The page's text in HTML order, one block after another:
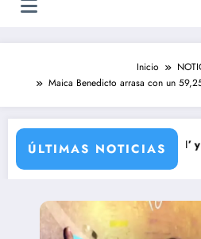
Inicio
Maica Benedicto arrasa con un
ÚLTIMAS NOTICIAS
a ‘La Hora de La 1’ y Aida Bao da